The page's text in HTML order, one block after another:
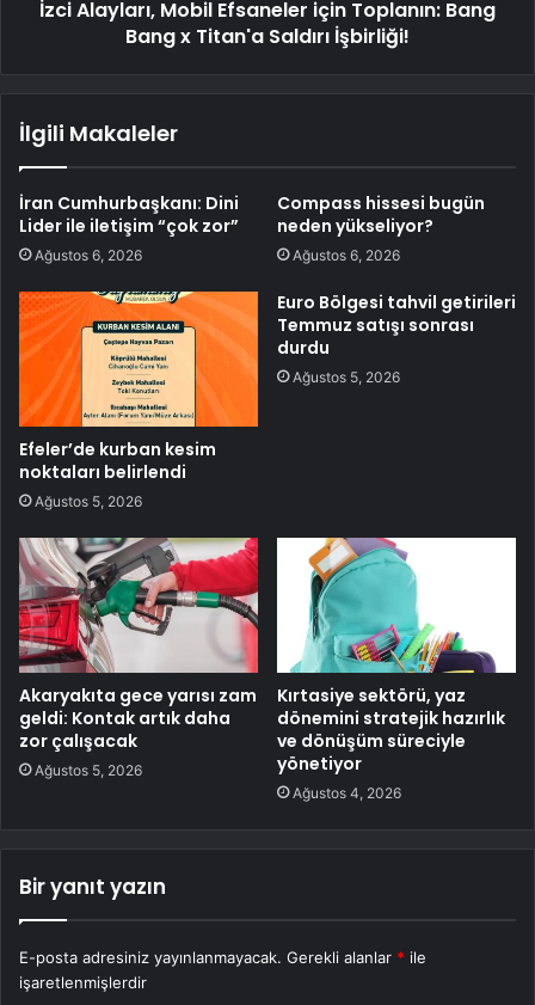
İzci Alayları, Mobil Efsaneler için Toplanın: Bang
Bang x Titan'a Saldırı İşbirliği!
İlgili Makaleler
İran Cumhurbaşkanı: Dini
Lider ile iletişim “çok zor”
Ağustos 6, 2026
Compass hissesi bugün
neden yükseliyor?
Ağustos 6, 2026
Efeler’de kurban kesim
noktaları belirlendi
Ağustos 5, 2026
Euro Bölgesi tahvil getirileri
Temmuz satışı sonrası
durdu
Ağustos 5, 2026
Akaryakıta gece yarısı zam
geldi: Kontak artık daha
zor çalışacak
Ağustos 5, 2026
Kırtasiye sektörü, yaz
dönemini stratejik hazırlık
ve dönüşüm süreciyle
yönetiyor
Ağustos 4, 2026
Bir yanıt yazın
E-posta adresiniz yayınlanmayacak. Gerekli alanlar * ile
işaretlenmişlerdir